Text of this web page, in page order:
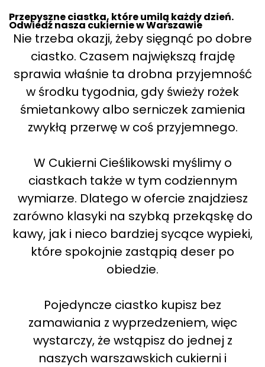
Przepyszne ciastka, które umilą każdy dzień.
Odwiedź nasza cukiernie w Warszawie
Nie trzeba okazji, żeby sięgnąć po dobre
ciastko. Czasem największą frajdę
sprawia właśnie ta drobna przyjemność
w środku tygodnia, gdy świeży rożek
śmietankowy albo serniczek zamienia
zwykłą przerwę w coś przyjemnego.
W Cukierni Cieślikowski myślimy o
ciastkach także w tym codziennym
wymiarze. Dlatego w ofercie znajdziesz
zarówno klasyki na szybką przekąskę do
kawy, jak i nieco bardziej sycące wypieki,
które spokojnie zastąpią deser po
obiedzie.
Pojedyncze ciastko kupisz bez
zamawiania z wyprzedzeniem, więc
wystarczy, że wstąpisz do jednej z
naszych warszawskich cukierni i